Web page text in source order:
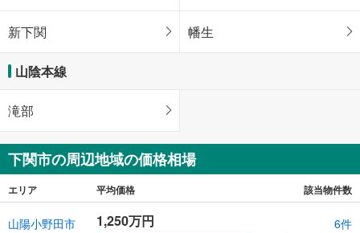
新下関 幡生
山陰本線
滝部
下関市の周辺地域の価格相場
エリア 平均価格 該当物件数
山陽小野田市 1,250万円 6件